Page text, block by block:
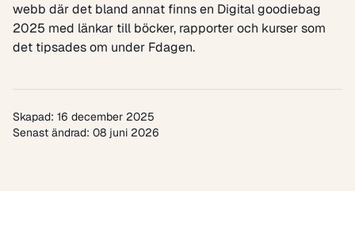
webb där det bland annat finns en Digital goodiebag
2025 med länkar till böcker, rapporter och kurser som
det tipsades om under Fdagen.
Skapad: 16 december 2025
Senast ändrad: 08 juni 2026